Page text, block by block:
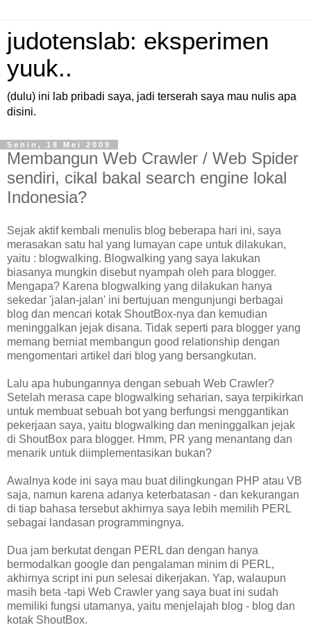
judotenslab: eksperimen
yuuk..
(dulu) ini lab pribadi saya, jadi terserah saya mau nulis apa
disini.
Senin, 18 Mei 2009
Membangun Web Crawler / Web Spider
sendiri, cikal bakal search engine lokal
Indonesia?
Sejak aktif kembali menulis blog beberapa hari ini, saya
merasakan satu hal yang lumayan cape untuk dilakukan,
yaitu : blogwalking. Blogwalking yang saya lakukan
biasanya mungkin disebut nyampah oleh para blogger.
Mengapa? Karena blogwalking yang dilakukan hanya
sekedar 'jalan-jalan' ini bertujuan mengunjungi berbagai
blog dan mencari kotak ShoutBox-nya dan kemudian
meninggalkan jejak disana. Tidak seperti para blogger yang
memang berniat membangun good relationship dengan
mengomentari artikel dari blog yang bersangkutan.
Lalu apa hubungannya dengan sebuah Web Crawler?
Setelah merasa cape blogwalking seharian, saya terpikirkan
untuk membuat sebuah bot yang berfungsi menggantikan
pekerjaan saya, yaitu blogwalking dan meninggalkan jejak
di ShoutBox para blogger. Hmm, PR yang menantang dan
menarik untuk diimplementasikan bukan?
Awalnya kode ini saya mau buat dilingkungan PHP atau VB
saja, namun karena adanya keterbatasan - dan kekurangan
di tiap bahasa tersebut akhirnya saya lebih memilih PERL
sebagai landasan programmingnya.
Dua jam berkutat dengan PERL dan dengan hanya
bermodalkan google dan pengalaman minim di PERL,
akhirnya script ini pun selesai dikerjakan. Yap, walaupun
masih beta -tapi Web Crawler yang saya buat ini sudah
memiliki fungsi utamanya, yaitu menjelajah blog - blog dan
kotak ShoutBox.